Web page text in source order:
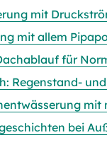
mit
mit allem
für
Regenstand-
mit
bei